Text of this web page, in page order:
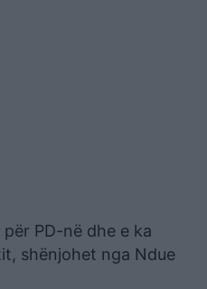
PD-në dhe e ka
shënjohet nga Ndue